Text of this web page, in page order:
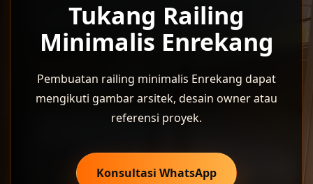
Tukang Railing
Minimalis Enrekang
Pembuatan railing minimalis Enrekang dapat
mengikuti gambar arsitek, desain owner atau
referensi proyek.
Konsultasi WhatsApp